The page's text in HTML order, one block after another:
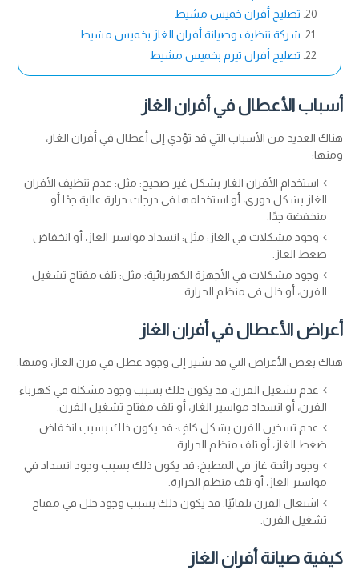
تصليح أفران خميس مشيط
شركة تنظيف وصيانة أفران الغاز بخميس مشيط
تصليح أفران تيرم بخميس مشيط
أسباب الأعطال في أفران الغاز
هناك العديد من الأسباب التي قد تؤدي إلى أعطال في أفران الغاز،
ومنها:
استخدام الأفران الغاز بشكل غير صحيح: مثل: عدم تنظيف الأفران
الغاز بشكل دوري، أو استخدامها في درجات حرارة عالية جدًا أو
منخفضة جدًا.
وجود مشكلات في الغاز: مثل: انسداد مواسير الغاز، أو انخفاض
ضغط الغاز.
وجود مشكلات في الأجهزة الكهربائية: مثل: تلف مفتاح تشغيل
الفرن، أو خلل في منظم الحرارة.
أعراض الأعطال في أفران الغاز
هناك بعض الأعراض التي قد تشير إلى وجود عطل في فرن الغاز، ومنها:
عدم تشغيل الفرن: قد يكون ذلك بسبب وجود مشكلة في كهرباء
الفرن، أو انسداد مواسير الغاز، أو تلف مفتاح تشغيل الفرن.
عدم تسخين الفرن بشكل كافٍ: قد يكون ذلك بسبب انخفاض
ضغط الغاز، أو تلف منظم الحرارة.
وجود رائحة غاز في المطبخ: قد يكون ذلك بسبب وجود انسداد في
مواسير الغاز، أو تلف منظم الحرارة.
اشتعال الفرن تلقائيًا: قد يكون ذلك بسبب وجود خلل في مفتاح
تشغيل الفرن.
كيفية صيانة أفران الغاز